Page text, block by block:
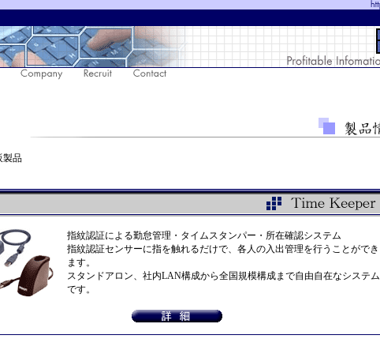
品
指紋認証による勤怠管理・タイムスタンパー・所在確認システム
指紋認証センサーに指を触れるだけで、各人の入出管理を行うことができ
ます。
スタンドアロン、社内LAN構成から全国規模構成まで自由自在なシステム
です。